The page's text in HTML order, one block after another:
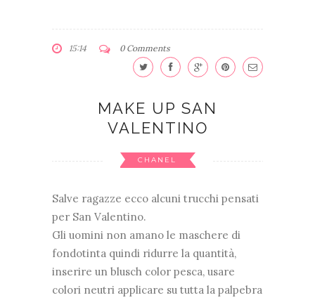
15:14 0 Comments
MAKE UP SAN
VALENTINO
CHANEL
Salve ragazze ecco alcuni trucchi pensati
per San Valentino.
Gli uomini non amano le maschere di
fondotinta quindi ridurre la quantità,
inserire un blusch color pesca, usare
colori neutri applicare su tutta la palpebra